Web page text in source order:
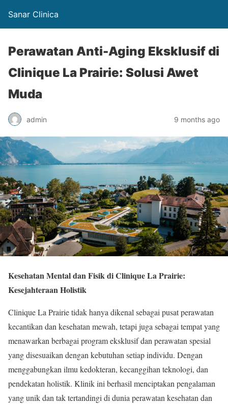
Sanar Clinica
Perawatan Anti-Aging Eksklusif di
Clinique La Prairie: Solusi Awet
Muda
admin 9 months ago
Kesehatan Mental dan Fisik di Clinique La Prairie:
Kesejahteraan Holistik
Clinique La Prairie tidak hanya dikenal sebagai pusat perawatan
kecantikan dan kesehatan mewah, tetapi juga sebagai tempat yang
menawarkan berbagai program eksklusif dan perawatan spesial
yang disesuaikan dengan kebutuhan setiap individu. Dengan
menggabungkan ilmu kedokteran, kecanggihan teknologi, dan
pendekatan holistik. Klinik ini berhasil menciptakan pengalaman
yang unik dan tak tertandingi di dunia perawatan kesehatan dan